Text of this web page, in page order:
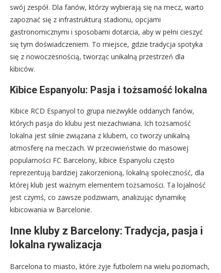
swój zespół. Dla fanów, którzy wybierają się na mecz, warto
zapoznać się z infrastrukturą stadionu, opcjami
gastronomicznymi i sposobami dotarcia, aby w pełni cieszyć
się tym doświadczeniem. To miejsce, gdzie tradycja spotyka
się z nowoczesnością, tworząc unikalną przestrzeń dla
kibiców.
Kibice Espanyolu: Pasja i tożsamość lokalna
Kibice RCD Espanyol to grupa niezwykle oddanych fanów,
których pasja do klubu jest niezachwiana. Ich tożsamość
lokalna jest silnie związana z klubem, co tworzy unikalną
atmosferę na meczach. W przeciwieństwie do masowej
popularności FC Barcelony, kibice Espanyolu często
reprezentują bardziej zakorzenioną, lokalną społeczność, dla
której klub jest ważnym elementem tożsamości. Ta lojalność
jest czymś, co zawsze podziwiam, analizując dynamikę
kibicowania w Barcelonie.
Inne kluby z Barcelony: Tradycja, pasja i
lokalna rywalizacja
Barcelona to miasto, które żyje futbolem na wielu poziomach,